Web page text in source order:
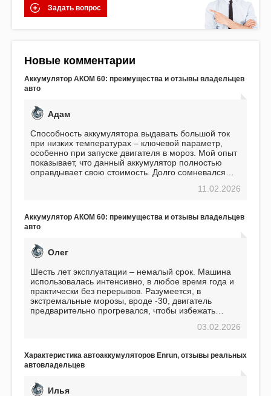
Задать вопрос
Новые комментарии
Аккумулятор АКОМ 60: преимущества и отзывы владельцев
авто
Адам
Способность аккумулятора выдавать большой ток
при низких температурах – ключевой параметр,
особенно при запуске двигателя в мороз. Мой опыт
показывает, что данный аккумулятор полностью
оправдывает свою стоимость. Долго сомневался
пожалел. Считаю, что это отличное вложение,11.02.2026
Аккумулятор АКОМ 60: преимущества и отзывы владельцев
авто
Олег
Шесть лет эксплуатации – немалый срок. Машина
использовалась интенсивно, в любое время года и
практически без перерывов. Разумеется, в
экстремальные морозы, вроде -30, двигатель
предварительно прогревался, чтобы избежать
использования не было ни единой поломки,
EFB 75. Судя по характеристикам, он даже
превосходит предыдущую модель.
03.02.2026
Характеристика автоаккумуляторов Enrun, отзывы реальных
автовладельцев
Илья